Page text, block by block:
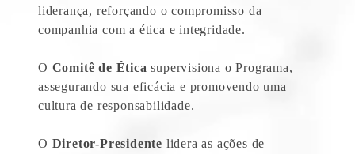
liderança, reforçando o compromisso da
companhia com a ética e integridade.
O Comitê de Ética supervisiona o Programa,
assegurando sua eficácia e promovendo uma
cultura de responsabilidade.
O Diretor-Presidente lidera as ações de